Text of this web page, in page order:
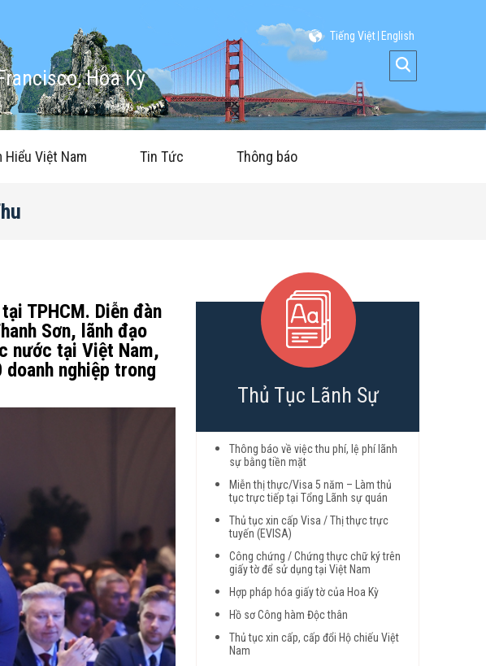
Hoa Kỳ
Tiếng Việt English
Hiểu Việt Nam Tin Tức Thông báo
TPHCM. Diễn đàn
Sơn, lãnh đạo
nước tại Việt Nam,
nghiệp trong
Thủ Tục Lãnh Sự
Thông báo về việc thu phí, lệ phí lãnh
sự bằng tiền mặt
Miễn thị thực/Visa 5 năm – Làm thủ
tục trực tiếp tại Tổng Lãnh sự quán
Thủ tục xin cấp Visa / Thị thực trực
tuyến (EVISA)
Công chứng / Chứng thực chữ ký trên
giấy tờ để sử dụng tại Việt Nam
Hợp pháp hóa giấy tờ của Hoa Kỳ
Hồ sơ Công hàm Độc thân
Thủ tục xin cấp, cấp đổi Hộ chiếu Việt
Nam